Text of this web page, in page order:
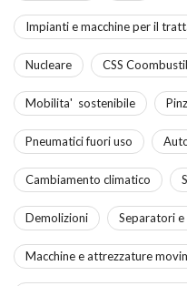
Impianti e macchine per il
Nucleare CSS
Mobilita' sostenibile
Pneumatici fuori uso
Cambiamento climatico
Demolizioni Separatori
Macchine e attrezzature